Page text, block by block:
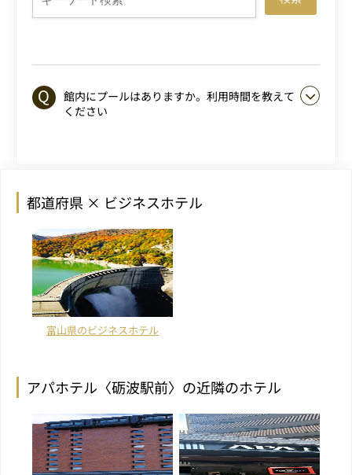
館内にプールはありますか。利用時間を教えて
ください
都道府県 × ビジネスホテル
富山県のビジネスホテル
アパホテル〈砺波駅前〉の近隣のホテル